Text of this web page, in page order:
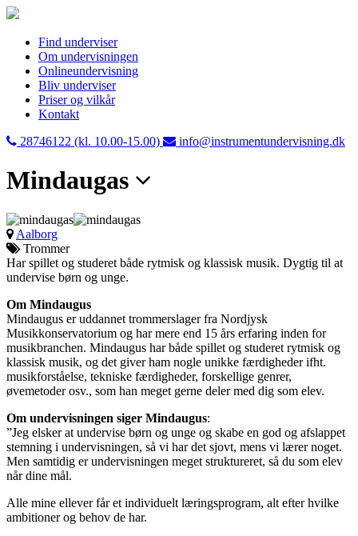
Find underviser
Om undervisningen
Onlineundervisning
Bliv underviser
Priser og vilkår
Kontakt
28746122 (kl. 10.00-15.00)
info@instrumentundervisning.dk
Mindaugas
Aalborg
Trommer
Har spillet og studeret både rytmisk og klassisk musik. Dygtig til at
undervise børn og unge.
Om Mindaugus
Mindaugus er uddannet trommerslager fra Nordjysk
Musikkonservatorium og har mere end 15 års erfaring inden for
musikbranchen. Mindaugus har både spillet og studeret rytmisk og
klassisk musik, og det giver ham nogle unikke færdigheder ifht.
musikforståelse, tekniske færdigheder, forskellige genrer,
øvemetoder osv., som han meget gerne deler med dig som elev.
Om undervisningen siger Mindaugus:
”Jeg elsker at undervise børn og unge og skabe en god og afslappet
stemning i undervisningen, så vi har det sjovt, mens vi lærer noget.
Men samtidig er undervisningen meget struktureret, så du som elev
når dine mål.
Alle mine ellever får et individuelt læringsprogram, alt efter hvilke
ambitioner og behov de har.